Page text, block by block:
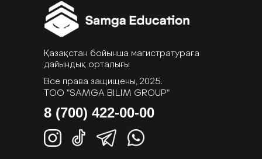
8 (700) 422-00-00
Қазақстан бойынша магистратураға
дайындық орталығы
Все права защищены, 2025.
ТОО "SAMGA BILIM GROUP"